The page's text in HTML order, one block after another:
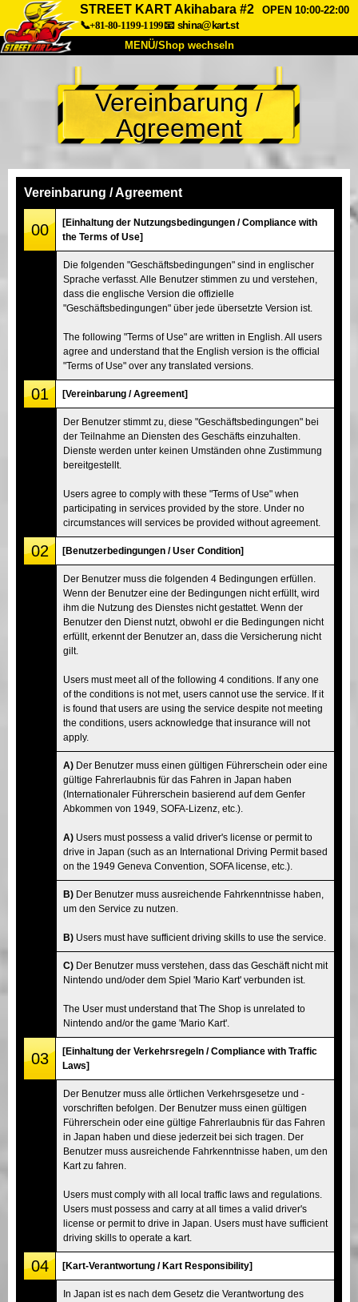
STREET KART Akihabara #2
OPEN 10:00-22:00
📞+81-80-1199-1199📧 shina@kart.st
MENÜ/Shop wechseln
Über uns Spezifikationen Preise
Anfahrt Bewertungen FAQ
Shop wechseln
Tokio Akihabara#2
Tokio Shibuya Annex Tokio Bucht
Tokio Asakusa
Vereinbarung /
Agreement
Vereinbarung / Agreement
00
[Einhaltung der Nutzungsbedingungen / Compliance with
the Terms of Use]
Die folgenden "Geschäftsbedingungen" sind in englischer
Sprache verfasst. Alle Benutzer stimmen zu und verstehen,
dass die englische Version die offizielle
"Geschäftsbedingungen" über jede übersetzte Version ist.
The following "Terms of Use" are written in English. All users
agree and understand that the English version is the official
"Terms of Use" over any translated versions.
01 [Vereinbarung / Agreement]
Der Benutzer stimmt zu, diese "Geschäftsbedingungen" bei
der Teilnahme an Diensten des Geschäfts einzuhalten.
Dienste werden unter keinen Umständen ohne Zustimmung
bereitgestellt.
Users agree to comply with these "Terms of Use" when
participating in services provided by the store. Under no
circumstances will services be provided without agreement.
02 [Benutzerbedingungen / User Condition]
Der Benutzer muss die folgenden 4 Bedingungen erfüllen.
Wenn der Benutzer eine der Bedingungen nicht erfüllt, wird
ihm die Nutzung des Dienstes nicht gestattet. Wenn der
Benutzer den Dienst nutzt, obwohl er die Bedingungen nicht
erfüllt, erkennt der Benutzer an, dass die Versicherung nicht
gilt.
Users must meet all of the following 4 conditions. If any one
of the conditions is not met, users cannot use the service. If it
is found that users are using the service despite not meeting
the conditions, users acknowledge that insurance will not
apply.
A) Der Benutzer muss einen gültigen Führerschein oder eine
gültige Fahrerlaubnis für das Fahren in Japan haben
(Internationaler Führerschein basierend auf dem Genfer
Abkommen von 1949, SOFA-Lizenz, etc.).
A) Users must possess a valid driver's license or permit to
drive in Japan (such as an International Driving Permit based
on the 1949 Geneva Convention, SOFA license, etc.).
B) Der Benutzer muss ausreichende Fahrkenntnisse haben,
um den Service zu nutzen.
B) Users must have sufficient driving skills to use the service.
C) Der Benutzer muss verstehen, dass das Geschäft nicht mit
Nintendo und/oder dem Spiel 'Mario Kart' verbunden ist.
The User must understand that The Shop is unrelated to
Nintendo and/or the game 'Mario Kart'.
03
[Einhaltung der Verkehrsregeln / Compliance with Traffic
Laws]
Der Benutzer muss alle örtlichen Verkehrsgesetze und -
vorschriften befolgen. Der Benutzer muss einen gültigen
Führerschein oder eine gültige Fahrerlaubnis für das Fahren
in Japan haben und diese jederzeit bei sich tragen. Der
Benutzer muss ausreichende Fahrkenntnisse haben, um den
Kart zu fahren.
Users must comply with all local traffic laws and regulations.
Users must possess and carry at all times a valid driver's
license or permit to drive in Japan. Users must have sufficient
driving skills to operate a kart.
04 [Kart-Verantwortung / Kart Responsibility]
In Japan ist es nach dem Gesetz die Verantwortung des